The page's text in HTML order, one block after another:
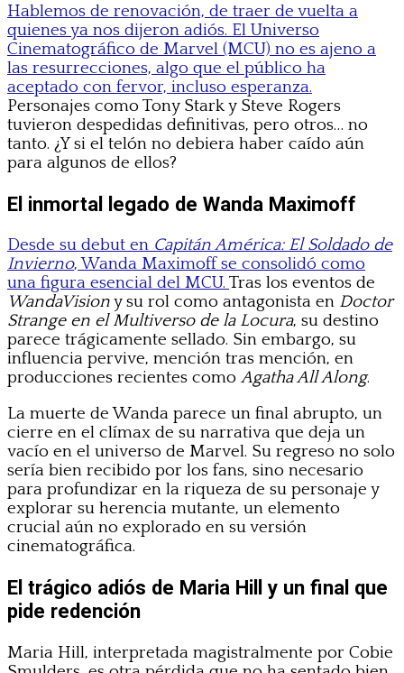
Hablemos de renovación, de traer de vuelta a
quienes ya nos dijeron adiós. El Universo
Cinematográfico de Marvel (MCU) no es ajeno a
las resurrecciones, algo que el público ha
aceptado con fervor, incluso esperanza.
Personajes como Tony Stark y Steve Rogers
tuvieron despedidas definitivas, pero otros… no
tanto. ¿Y si el telón no debiera haber caído aún
para algunos de ellos?
El inmortal legado de Wanda Maximoff
Desde su debut en Capitán América: El Soldado de
Invierno, Wanda Maximoff se consolidó como
una figura esencial del MCU. Tras los eventos de
WandaVisiony su rol como antagonista en Doctor
Strange en el Multiverso de la Locura, su destino
parece trágicamente sellado. Sin embargo, su
influencia pervive, mención tras mención, en
producciones recientes comoAgatha All Along.
La muerte de Wanda parece un final abrupto, un
cierre en el clímax de su narrativa que deja un
vacío en el universo de Marvel. Su regreso no solo
sería bien recibido por los fans, sino necesario
para profundizar en la riqueza de su personaje y
explorar su herencia mutante, un elemento
crucial aún no explorado en su versión
cinematográfica.
El trágico adiós de Maria Hill y un final que
pide redención
Maria Hill, interpretada magistralmente por Cobie